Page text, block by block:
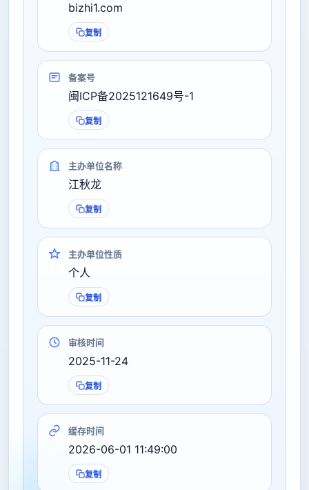
bizhi1.com
复制
备案号
闽ICP备2025121649号-1
复制
主办单位名称
江秋龙
复制
主办单位性质
个人
复制
审核时间
2025-11-24
复制
缓存时间
2026-06-01 11:49:00
复制